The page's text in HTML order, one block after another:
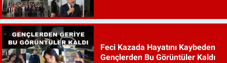
Feci Kazada Hayatını Kaybeden
Gençlerden Bu Görüntüler Kaldı